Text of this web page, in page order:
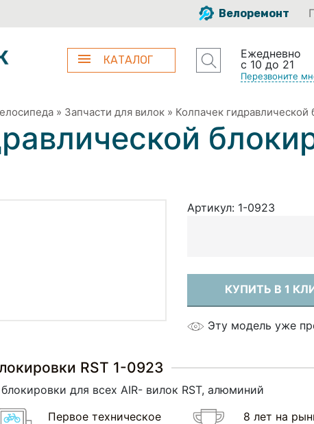
Велоремонт
КАТАЛОГ
Ежедневно
с 10 до 21
Перезвоните
» Запчасти для вилок » Колпачек
Артикул: 1-0923
КУПИТЬ В 1
Эту модель уже
RST 1-0923
для всех AIR- вилок RST, алюминий
Первое техническое
8 лет на